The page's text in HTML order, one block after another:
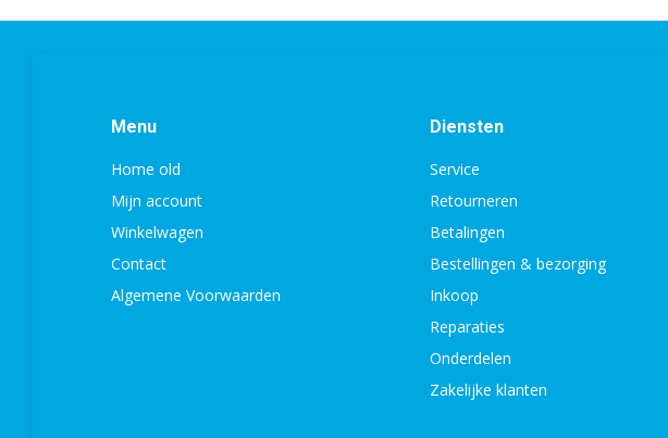
Menu
Home old
Mijn account
Winkelwagen
Contact
Algemene Voorwaarden
Diensten
Service
Retourneren
Betalingen
Bestellingen & bezorging
Inkoop
Reparaties
Onderdelen
Zakelijke klanten